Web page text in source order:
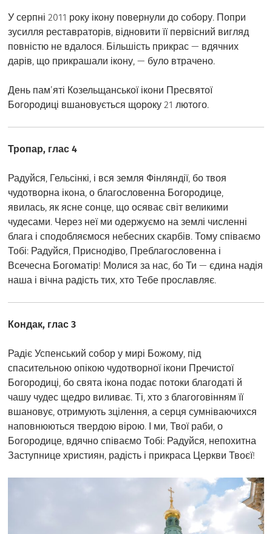
У серпні 2011 року ікону повернули до собору. Попри
зусилля реставраторів, відновити її первісний вигляд
повністю не вдалося. Більшість прикрас — вдячних
дарів, що прикрашали ікону, — було втрачено.
День пам’яті Козельщанської ікони Пресвятої
Богородиці вшановується щороку 21 лютого.
Тропар, глас 4
Радуйся, Гельсінкі, і вся земля Фінляндії, бо твоя
чудотворна ікона, о благословенна Богородице,
явилась, як ясне сонце, що осяває світ великими
чудесами. Через неї ми одержуємо на землі численні
блага і сподобляємося небесних скарбів. Тому співаємо
Тобі: Радуйся, Приснодіво, Преблагословенна і
Всечесна Богоматір! Молися за нас, бо Ти — єдина надія
наша і вічна радість тих, хто Тебе прославляє.
Кондак, глас 3
Радіє Успенський собор у мирі Божому, під
спасительною опікою чудотворної ікони Пречистої
Богородиці, бо свята ікона подає потоки благодаті й
чашу чудес щедро виливає. Ті, хто з благоговінням її
вшановує, отримують зцілення, а серця сумніваючихся
наповнюються твердою вірою. І ми, Твої раби, о
Богородице, вдячно співаємо Тобі: Радуйся, непохитна
Заступнице християн, радість і прикраса Церкви Твоєї!